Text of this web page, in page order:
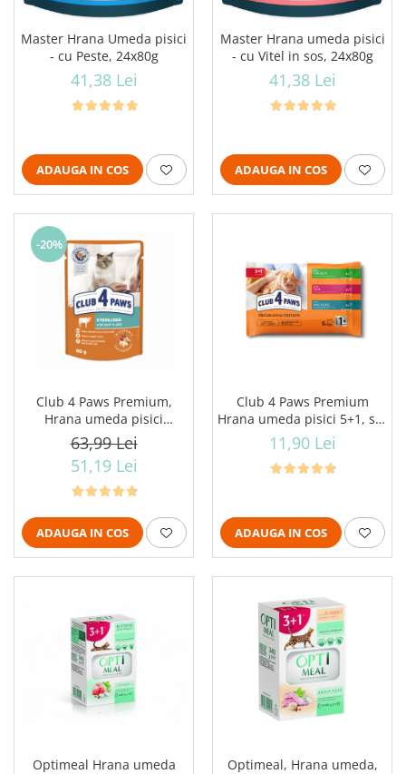
Master Hrana Umeda pisici
- cu Peste, 24x80g
41,38 Lei
ADAUGA IN COS
Master Hrana umeda pisici
- cu Vitel in sos, 24x80g
41,38 Lei
ADAUGA IN COS
-20%
Club 4 Paws Premium,
Hrana umeda pisici
sterilizate, vita in jeleu,
24x80g
63,99 Lei
51,19 Lei
ADAUGA IN COS
Club 4 Paws Premium
Hrana umeda pisici 5+1, set
6*80g
11,90 Lei
ADAUGA IN COS
Optimeal Hrana umeda
Optimeal, Hrana umeda,